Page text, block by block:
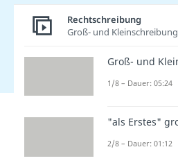
Rechtschreibung
Groß- und Kleinschreibung
Groß- und
1/8 – Dauer: 05:24
"als Erstes"
2/8 – Dauer: 01:12